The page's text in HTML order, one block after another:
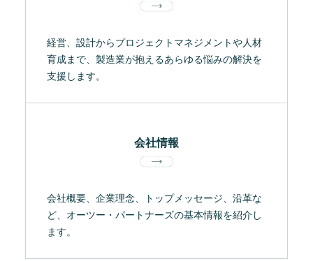
経営、設計からプロジェクトマネジメントや人材
育成まで、製造業が抱えるあらゆる悩みの解決を
支援します。
会社情報
会社概要、企業理念、トップメッセージ、沿革な
ど、オーツー・パートナーズの基本情報を紹介し
ます。